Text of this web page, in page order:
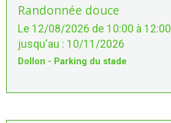
Randonnée douce
Le 12/08/2026 de 10:00 à 12:00
jusqu'au : 10/11/2026
Dollon - Parking du stade